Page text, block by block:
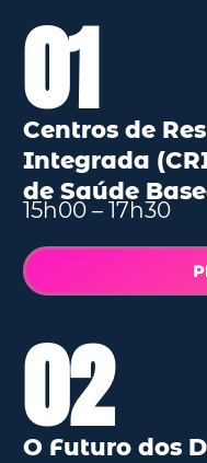
01
Centros de
Integrada
de Saúde
15h00 – 17h30
02
O Futuro dos